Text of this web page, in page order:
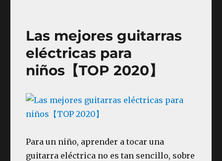
Las mejores guitarras
eléctricas para
niños【TOP 2020】
Para un niño, aprender a tocar una
guitarra eléctrica no es tan sencillo, sobre